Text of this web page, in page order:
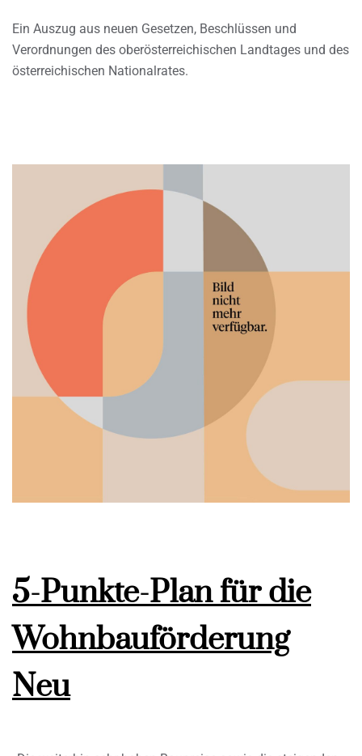
Ein Auszug aus neuen Gesetzen, Beschlüssen und
Verordnungen des oberösterreichischen Landtages und des
österreichischen Nationalrates.
5-Punkte-Plan für die
Wohnbauförderung
Neu